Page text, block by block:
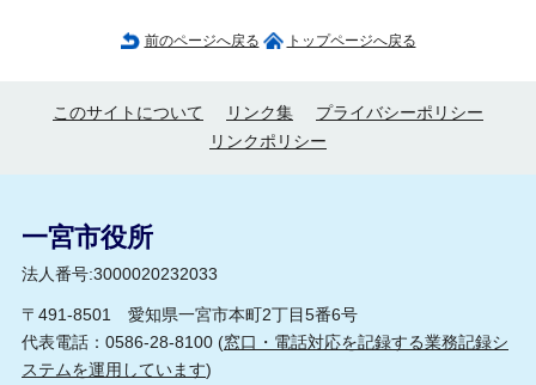
前のページへ戻る トップページへ戻る
このサイトについて リンク集
プライバシーポリシー
リンクポリシー
一宮市役所
法人番号:3000020232033
〒491-8501 愛知県一宮市本町2丁目5番6号
代表電話：0586-28-8100 (窓口・電話対応を記録する業務記録シ
ステムを運用しています)